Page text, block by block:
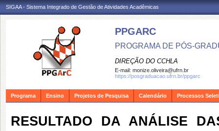
SIGAA - Sistema Integrado de Gestão de Atividades Acadêmicas
PPGARC
PROGRAMA DE PÓS-
DIREÇÃO DO CCHLA
E-mail: monize.oliveira@ufrn.br
https://posgraduacao.ufrn.br/ppgarc
Programa Ensino Projetos de Pesquisa Calendário Processos
RESULTADO DA ANÁLISE